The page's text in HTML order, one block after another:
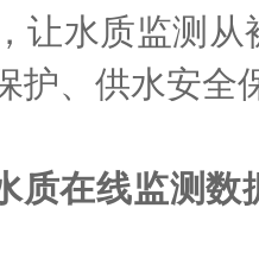
让水质监测
护、供水安全
质在线监测数